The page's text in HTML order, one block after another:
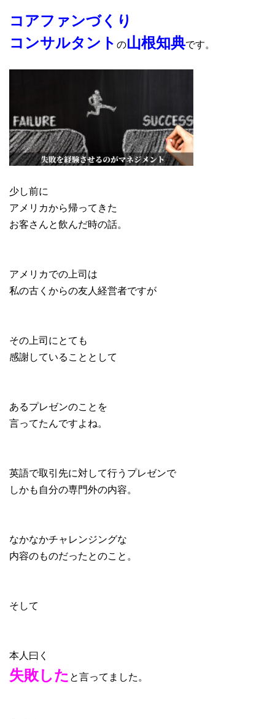
コアファンづくり
コンサルタント の山根知典です。
少し前に
アメリカから帰ってきた
お客さんと飲んだ時の話。
アメリカでの上司は
私の古くからの友人経営者ですが
その上司にとても
感謝していることとして
あるプレゼンのことを
言ってたんですよね。
英語で取引先に対して行うプレゼンで
しかも自分の専門外の内容。
なかなかチャレンジングな
内容のものだったとのこと。
そして
本人曰く
失敗した と言ってました。